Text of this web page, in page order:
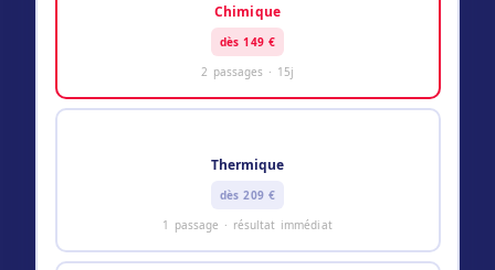
Chimique
dès 149 €
2 passages · 15j
Thermique
dès 209 €
1 passage · résultat immédiat